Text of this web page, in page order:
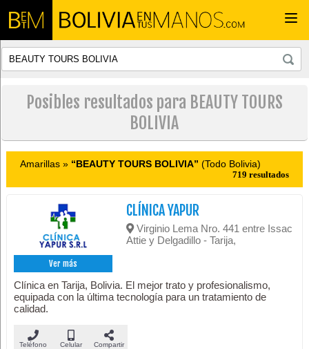
Posibles resultados para BEAUTY TOURS
BOLIVIA
Amarillas » “BEAUTY TOURS BOLIVIA” (Todo Bolivia)
719 resultados
Ver más
CLÍNICA YAPUR
Virginio Lema Nro. 441 entre Issac
Attie y Delgadillo - Tarija,
Clínica en Tarija, Bolivia. El mejor trato y profesionalismo,
equipada con la última tecnología para un tratamiento de
calidad.
Teléfono Celular Compartir